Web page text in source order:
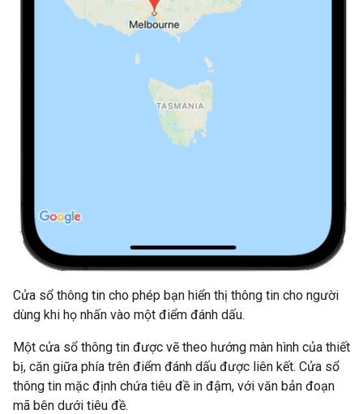
Cửa sổ thông tin cho phép bạn hiển thị thông tin cho người
dùng khi họ nhấn vào một điểm đánh dấu.
Một cửa sổ thông tin được vẽ theo hướng màn hình của thiết
bị, căn giữa phía trên điểm đánh dấu được liên kết. Cửa sổ
thông tin mặc định chứa tiêu đề in đậm, với văn bản đoạn
mã bên dưới tiêu đề.